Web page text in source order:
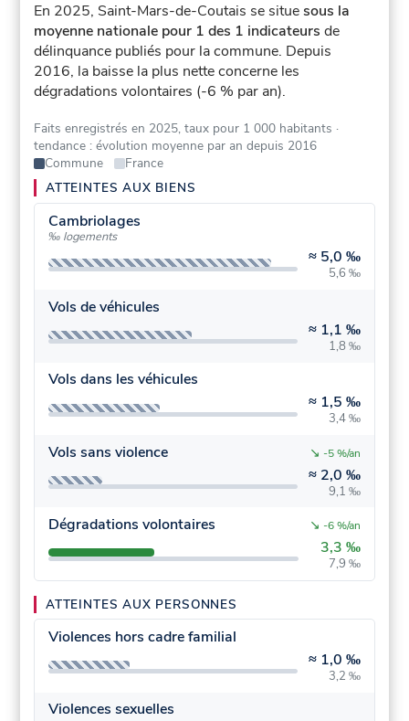
En 2025, Saint-Mars-de-Coutais se situesous la
moyenne nationale pour 1 des 1 indicateurs de
délinquance publiés pour la commune. Depuis
2016, la baisse la plus nette concerne les
dégradations volontaires (-6 % par an).
Faits enregistrés en 2025, taux pour 1 000 habitants ·
tendance : évolution moyenne par an depuis 2016
Commune
France
ATTEINTES AUX BIENS
Cambriolages
‰ logements
≈ 5,0 ‰
5,6 ‰
Vols de véhicules
≈ 1,1 ‰
1,8 ‰
Vols dans les véhicules
≈ 1,5 ‰
3,4 ‰
Vols sans violence
≈ 2,0 ‰
9,1 ‰
↘ -5 %/an
Dégradations volontaires
3,3 ‰
7,9 ‰
↘ -6 %/an
ATTEINTES AUX PERSONNES
Violences hors cadre familial
≈ 1,0 ‰
3,2 ‰
Violences sexuelles